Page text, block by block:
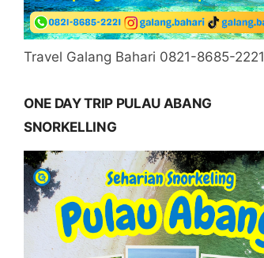
Travel Galang Bahari 0821-8685-2221
ONE DAY TRIP PULAU ABANG
SNORKELLING